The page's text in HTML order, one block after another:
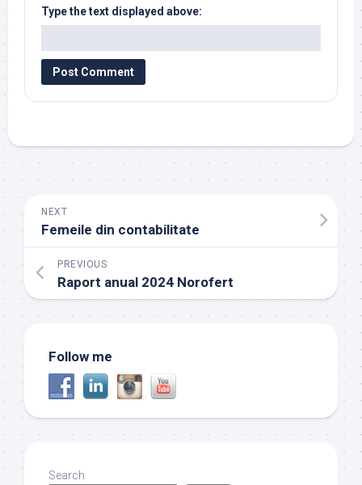
Type the text displayed above:
NEXT
Femeile din contabilitate
PREVIOUS
Raport anual 2024 Norofert
Follow me
Search